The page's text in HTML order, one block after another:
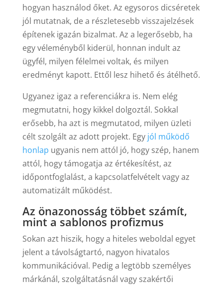
hogyan használod őket. Az egysoros dicséretek
jól mutatnak, de a részletesebb visszajelzések
építenek igazán bizalmat. Az a legerősebb, ha
egy véleményből kiderül, honnan indult az
ügyfél, milyen félelmei voltak, és milyen
eredményt kapott. Ettől lesz hihető és átélhető.
Ugyanez igaz a referenciákra is. Nem elég
megmutatni, hogy kikkel dolgoztál. Sokkal
erősebb, ha azt is megmutatod, milyen üzleti
célt szolgált az adott projekt. Egy jól működő
honlap ugyanis nem attól jó, hogy szép, hanem
attól, hogy támogatja az értékesítést, az
időpontfoglalást, a kapcsolatfelvételt vagy az
automatizált működést.
Az önazonosság többet számít,
mint a sablonos profizmus
Sokan azt hiszik, hogy a hiteles weboldal egyet
jelent a távolságtartó, nagyon hivatalos
kommunikációval. Pedig a legtöbb személyes
márkánál, szolgáltatásnál vagy szakértői